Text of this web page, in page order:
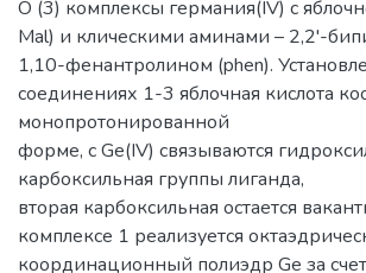
O (3) комплексы германия(IV) с
Mal) и клическими аминами – 2,2'-
1,10-фенантролином (phen).
соединениях 1-3 яблочная кислота
монопротонированной
форме, с Ge(IV) связываются
карбоксильная группы лиганда,
вторая карбоксильная остается
комплексе 1 реализуется
координационный полиэдр Ge за